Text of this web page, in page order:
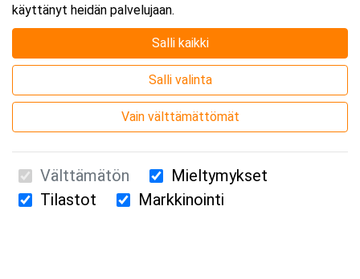
Suomen Ensiapukoulutus Oy / Valimotie 21 / 00380 Helsinki
käyttänyt heidän palvelujaan.
Salli kaikki
Salli valinta
Vain välttämättömät
Välttämätön
Mieltymykset
Tilastot
Markkinointi